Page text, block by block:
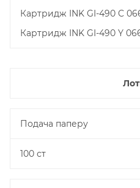
Картридж INK GI-490 C
Картридж INK GI-490 Y
Подача паперу
100 ст